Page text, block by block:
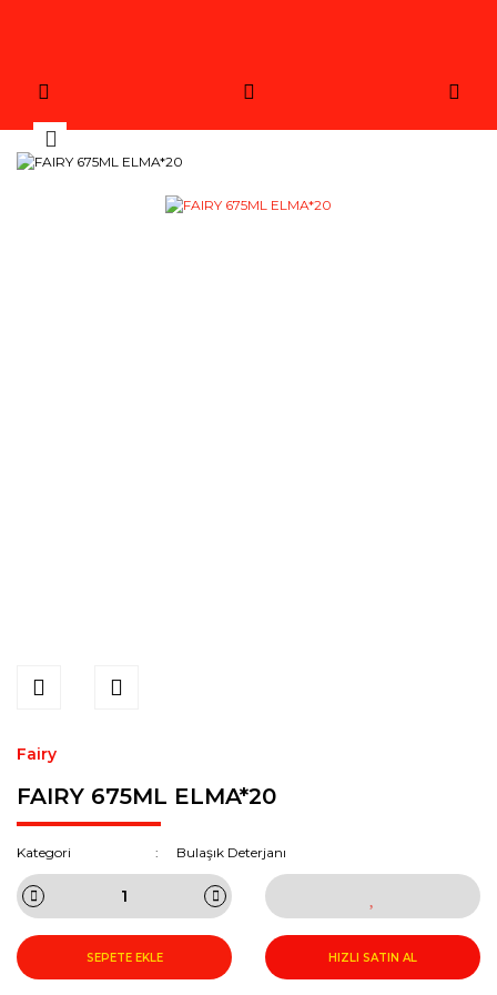
Fairy
FAIRY 675ML ELMA*20
Kategori Bulaşık Deterjanı
SEPETE EKLE HIZLI SATIN AL